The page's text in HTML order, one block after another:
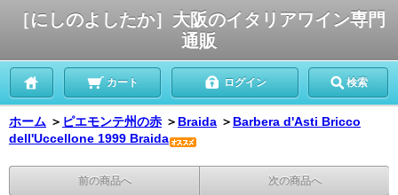
［にしのよしたか］大阪のイタリアワイン専門
通販
カート ログイン 検索
ホーム ＞ ピエモンテ州の赤 ＞ Braida ＞ Barbera d'Asti Bricco
dell'Uccellone 1999 Braida
前の商品へ 次の商品へ